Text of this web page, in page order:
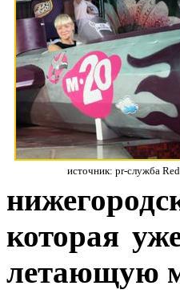
источник: pr-служба
которая
летающую